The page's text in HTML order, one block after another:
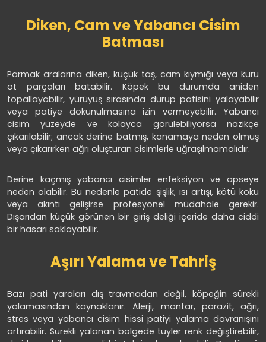
Diken, Cam ve Yabancı Cisim
Batması
Parmak aralarına diken, küçük taş, cam kıymığı veya kuru
ot parçaları batabilir. Köpek bu durumda aniden
topallayabilir, yürüyüş sırasında durup patisini yalayabilir
veya patiye dokunulmasına izin vermeyebilir. Yabancı
cisim yüzeyde ve kolayca görülebiliyorsa nazikçe
çıkarılabilir; ancak derine batmış, kanamaya neden olmuş
veya çıkarırken ağrı oluşturan cisimlerle uğraşılmamalıdır.
Derine kaçmış yabancı cisimler enfeksiyon ve apseye
neden olabilir. Bu nedenle patide şişlik, ısı artışı, kötü koku
veya akıntı gelişirse profesyonel müdahale gerekir.
Dışarıdan küçük görünen bir giriş deliği içeride daha ciddi
bir hasarı saklayabilir.
Aşırı Yalama ve Tahriş
Bazı pati yaraları dış travmadan değil, köpeğin sürekli
yalamasından kaynaklanır. Alerji, mantar, parazit, ağrı,
stres veya yabancı cisim hissi patiyi yalama davranışını
artırabilir. Sürekli yalanan bölgede tüyler renk değiştirebilir,